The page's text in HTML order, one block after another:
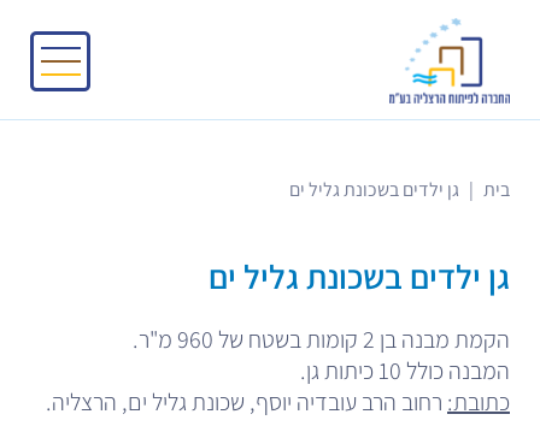
בית | גן ילדים בשכונת גליל ים
גן ילדים בשכונת גליל ים
הקמת מבנה בן 2 קומות בשטח של 960 מ"ר.
המבנה כולל 10 כיתות גן.
כתובת: רחוב הרב עובדיה יוסף, שכונת גליל ים, הרצליה.